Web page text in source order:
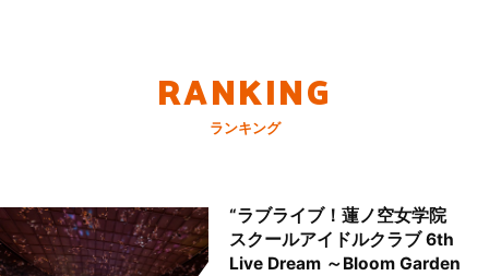
RANKING
ランキング
“ラブライブ！蓮ノ空女学院
スクールアイドルクラブ 6th
Live Dream ～Bloom Garden